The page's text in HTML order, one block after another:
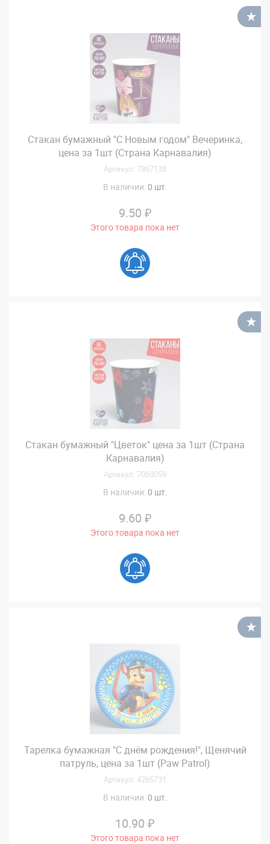
Стакан бумажный "С Новым годом" Вечеринка,
цена за 1шт (Страна Карнавалия)
Артикул: 7867138
В наличии: 0 шт.
9.50 ₽
Этого товара пока нет
Стакан бумажный "Цветок" цена за 1шт (Страна
Карнавалия)
Артикул: 7060059
В наличии: 0 шт.
9.60 ₽
Этого товара пока нет
Тарелка бумажная "С днём рождения!", Щенячий
патруль, цена за 1шт (Paw Patrol)
Артикул: 4265731
В наличии: 0 шт.
10.90 ₽
Этого товара пока нет